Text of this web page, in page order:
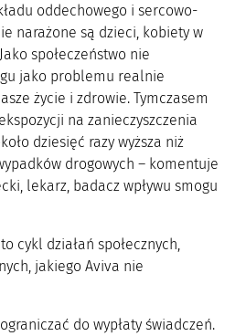
oddechowego i sercowo-
narażone są dzieci, kobiety w
społeczeństwo nie
jako problemu realnie
życie i zdrowie. Tymczasem
na zanieczyszczenia
dziesięć razy wyższa niż
drogowych – komentuje
lekarz, badacz wpływu smogu
cykl działań społecznych,
jakiego Aviva nie
do wypłaty świadczeń.